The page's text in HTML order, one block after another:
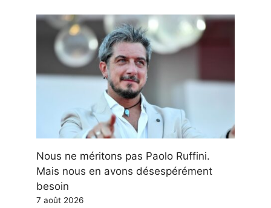
Nous ne méritons pas Paolo Ruffini.
Mais nous en avons désespérément
besoin
7 août 2026